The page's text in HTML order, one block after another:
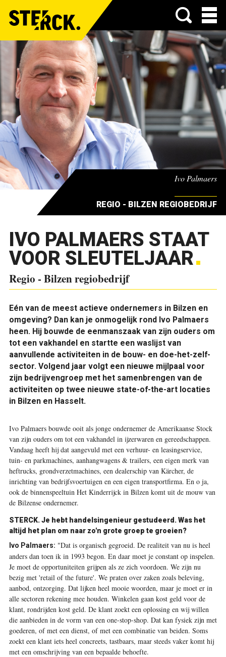
Menu
Ivo Palmaers
REGIO - BILZEN REGIOBEDRIJF
IVO PALMAERS STAAT
VOOR SLEUTELJAAR
Regio - Bilzen regiobedrijf
Eén van de meest actieve ondernemers in Bilzen en
omgeving? Dan kan je onmogelijk rond Ivo Palmaers
heen. Hij bouwde de eenmanszaak van zijn ouders om
tot een vakhandel en startte een waslijst van
aanvullende activiteiten in de bouw- en doe-het-zelf-
sector. Volgend jaar volgt een nieuwe mijlpaal voor
zijn bedrijvengroep met het samenbrengen van de
activiteiten op twee nieuwe state-of-the-art locaties
in Bilzen en Hasselt.
Ivo Palmaers bouwde ooit als jonge ondernemer de Amerikaanse Stock
van zijn ouders om tot een vakhandel in ijzerwaren en gereedschappen.
Vandaag heeft hij dat aangevuld met een verhuur- en leasingservice,
tuin- en parkmachines, aanhangwagens & trailers, een eigen merk van
heftrucks, grondverzet­machines, een dealerschip van Kärcher, de
inrichting van bedrijfsvoertuigen en een eigen transportfirma. En o ja,
ook de binnenspeeltuin Het Kinderrijck in Bilzen komt uit de mouw van
de Bilzense ondernemer.
STERCK. Je hebt handels­ingenieur gestudeerd. Was het
altijd het plan om naar zo'n grote groep te groeien?
Ivo Palmaers: "Dat is organisch gegroeid. De realiteit van nu is heel
anders dan toen ik in 1993 begon. En daar moet je constant op inspelen.
Je moet de opportuniteiten grijpen als ze zich voordoen. We zijn nu
bezig met 'retail of the future'. We praten over zaken zoals beleving,
aanbod, ontzorging. Dat lijken heel mooie woorden, maar je moet er in
alle sectoren rekening mee houden. Winkelen gaan kost geld voor de
klant, rondrijden kost geld. De klant zoekt een oplossing en wij willen
die aanbieden in de vorm van een one-stop-shop. Dat kan fysiek zijn met
goederen, of met een dienst, of met een ­combinatie van beiden. Soms
zoekt een klant iets heel concreets, tastbaars, maar steeds vaker komt hij
met een omschrijving van een bepaalde behoefte.